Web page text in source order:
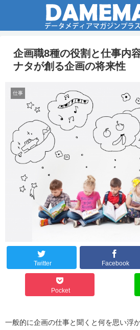
企画職8種の役割と仕事内
ナタが創る企画の将来性
仕事
Twitter Facebook
Pocket
一般的に企画の仕事と聞くと何を思い浮